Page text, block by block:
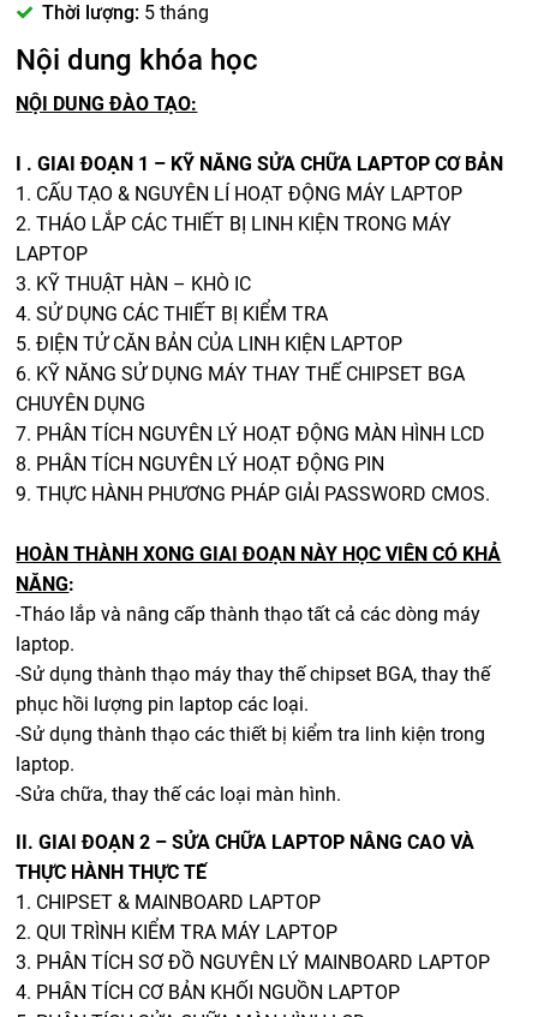
Thời lượng: 5 tháng
Nội dung khóa học
NỘI DUNG ĐÀO TẠO:
I . GIAI ĐOẠN 1 – KỸ NĂNG SỬA CHỮA LAPTOP CƠ BẢN
1. CẤU TẠO & NGUYÊN LÍ HOẠT ĐỘNG MÁY LAPTOP
2. THÁO LẮP CÁC THIẾT BỊ LINH KIỆN TRONG MÁY
LAPTOP
3. KỸ THUẬT HÀN – KHÒ IC
4. SỬ DỤNG CÁC THIẾT BỊ KIỂM TRA
5. ĐIỆN TỬ CĂN BẢN CỦA LINH KIỆN LAPTOP
6. KỸ NĂNG SỬ DỤNG MÁY THAY THẾ CHIPSET BGA
CHUYÊN DỤNG
7. PHÂN TÍCH NGUYÊN LÝ HOẠT ĐỘNG MÀN HÌNH LCD
8. PHÂN TÍCH NGUYÊN LÝ HOẠT ĐỘNG PIN
9. THỰC HÀNH PHƯƠNG PHÁP GIẢI PASSWORD CMOS.
HOÀN THÀNH XONG GIAI ĐOẠN NÀY HỌC VIÊN CÓ KHẢ
NĂNG:
-Tháo lắp và nâng cấp thành thạo tất cả các dòng máy
laptop.
-Sử dụng thành thạo máy thay thế chipset BGA, thay thế
phục hồi lượng pin laptop các loại.
-Sử dụng thành thạo các thiết bị kiểm tra linh kiện trong
laptop.
-Sửa chữa, thay thế các loại màn hình.
II. GIAI ĐOẠN 2 – SỬA CHỮA LAPTOP NÂNG CAO VÀ
THỰC HÀNH THỰC TẾ
1. CHIPSET & MAINBOARD LAPTOP
2. QUI TRÌNH KIỂM TRA MÁY LAPTOP
3. PHÂN TÍCH SƠ ĐỒ NGUYÊN LÝ MAINBOARD LAPTOP
4. PHÂN TÍCH CƠ BẢN KHỐI NGUỒN LAPTOP